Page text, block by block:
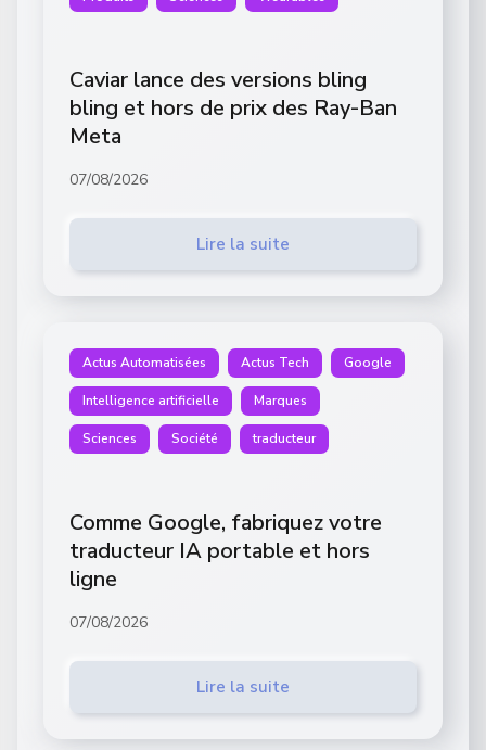
Caviar lance des versions bling
bling et hors de prix des Ray-Ban
Meta
07/08/2026
Lire la suite
Actus Automatisées Actus Tech Google
Intelligence artificielle Marques
Sciences Société traducteur
Comme Google, fabriquez votre
traducteur IA portable et hors
ligne
07/08/2026
Lire la suite